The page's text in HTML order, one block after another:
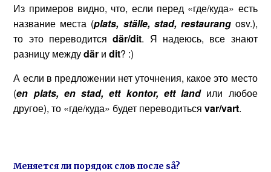
Из примеров видно, что, если перед «где/куда» есть
название места (plats, ställe, stad, restaurangosv.),
то это переводитсяdär/dit. Я надеюсь, все знают
разницу междуdär иdit? :)
А если в предложении нет уточнения, какое это место
(en plats, en stad,ett kontor, ett landили любое
другое), то «где/куда» будет переводитьсяvar/vart.
Меняется ли порядок слов после så?